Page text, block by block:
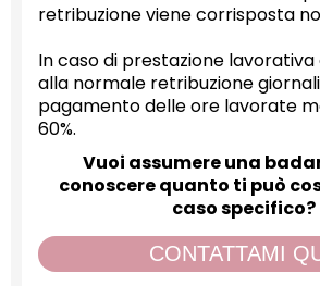
retribuzione viene corrisposta
In caso di prestazione
alla normale retribuzione
pagamento delle ore lavorate
60%.
Vuoi assumere una
conoscere quanto ti può
caso specifico?
CONTATTAMI